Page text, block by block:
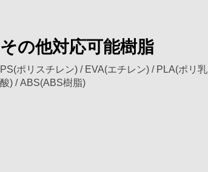
PP
その他対応可能樹脂
PS(ポリスチレン) / EVA(エチレン) / PLA(ポリ乳
酸) / ABS(ABS樹脂)
PE
PP
その他対応可能樹脂